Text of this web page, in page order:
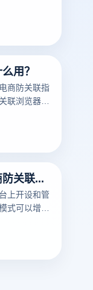
很多上家都
的商品进
，下面就来
用？
商防关联指
联浏览器的
什么用，社
亚马逊多店铺怎么弄？电商防关联指纹浏览器告诉你
上开设和管
式可以增加
反了而收到
关联指纹